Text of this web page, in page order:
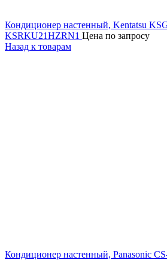
Кондиционер настенный, Kentatsu
KSRKU21HZRN1 Цена по запросу
Назад к товарам
Кондиционер настенный, Panasonic